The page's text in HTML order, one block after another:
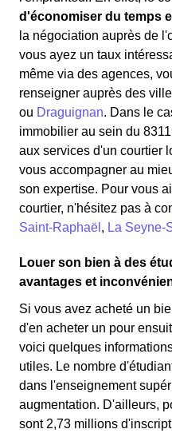
d'économiser du temps
la négociation auprès de
vous ayez un taux
même via des agences,
renseigner auprès des
ou Draguignan. Dans le
immobilier au sein du
aux services d'un courtier
vous accompagner au
son expertise. Pour vous
courtier, n'hésitez pas à
Saint-Raphaël , La Seyne-
Louer son bien à des
avantages et
Si vous avez acheté un
d'en acheter un pour
voici quelques
utiles. Le nombre
dans l'enseignement
augmentation. D'ailleurs,
sont 2,73 millions